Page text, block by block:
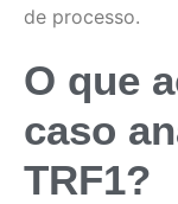
de processo.
O que
caso
TRF1?